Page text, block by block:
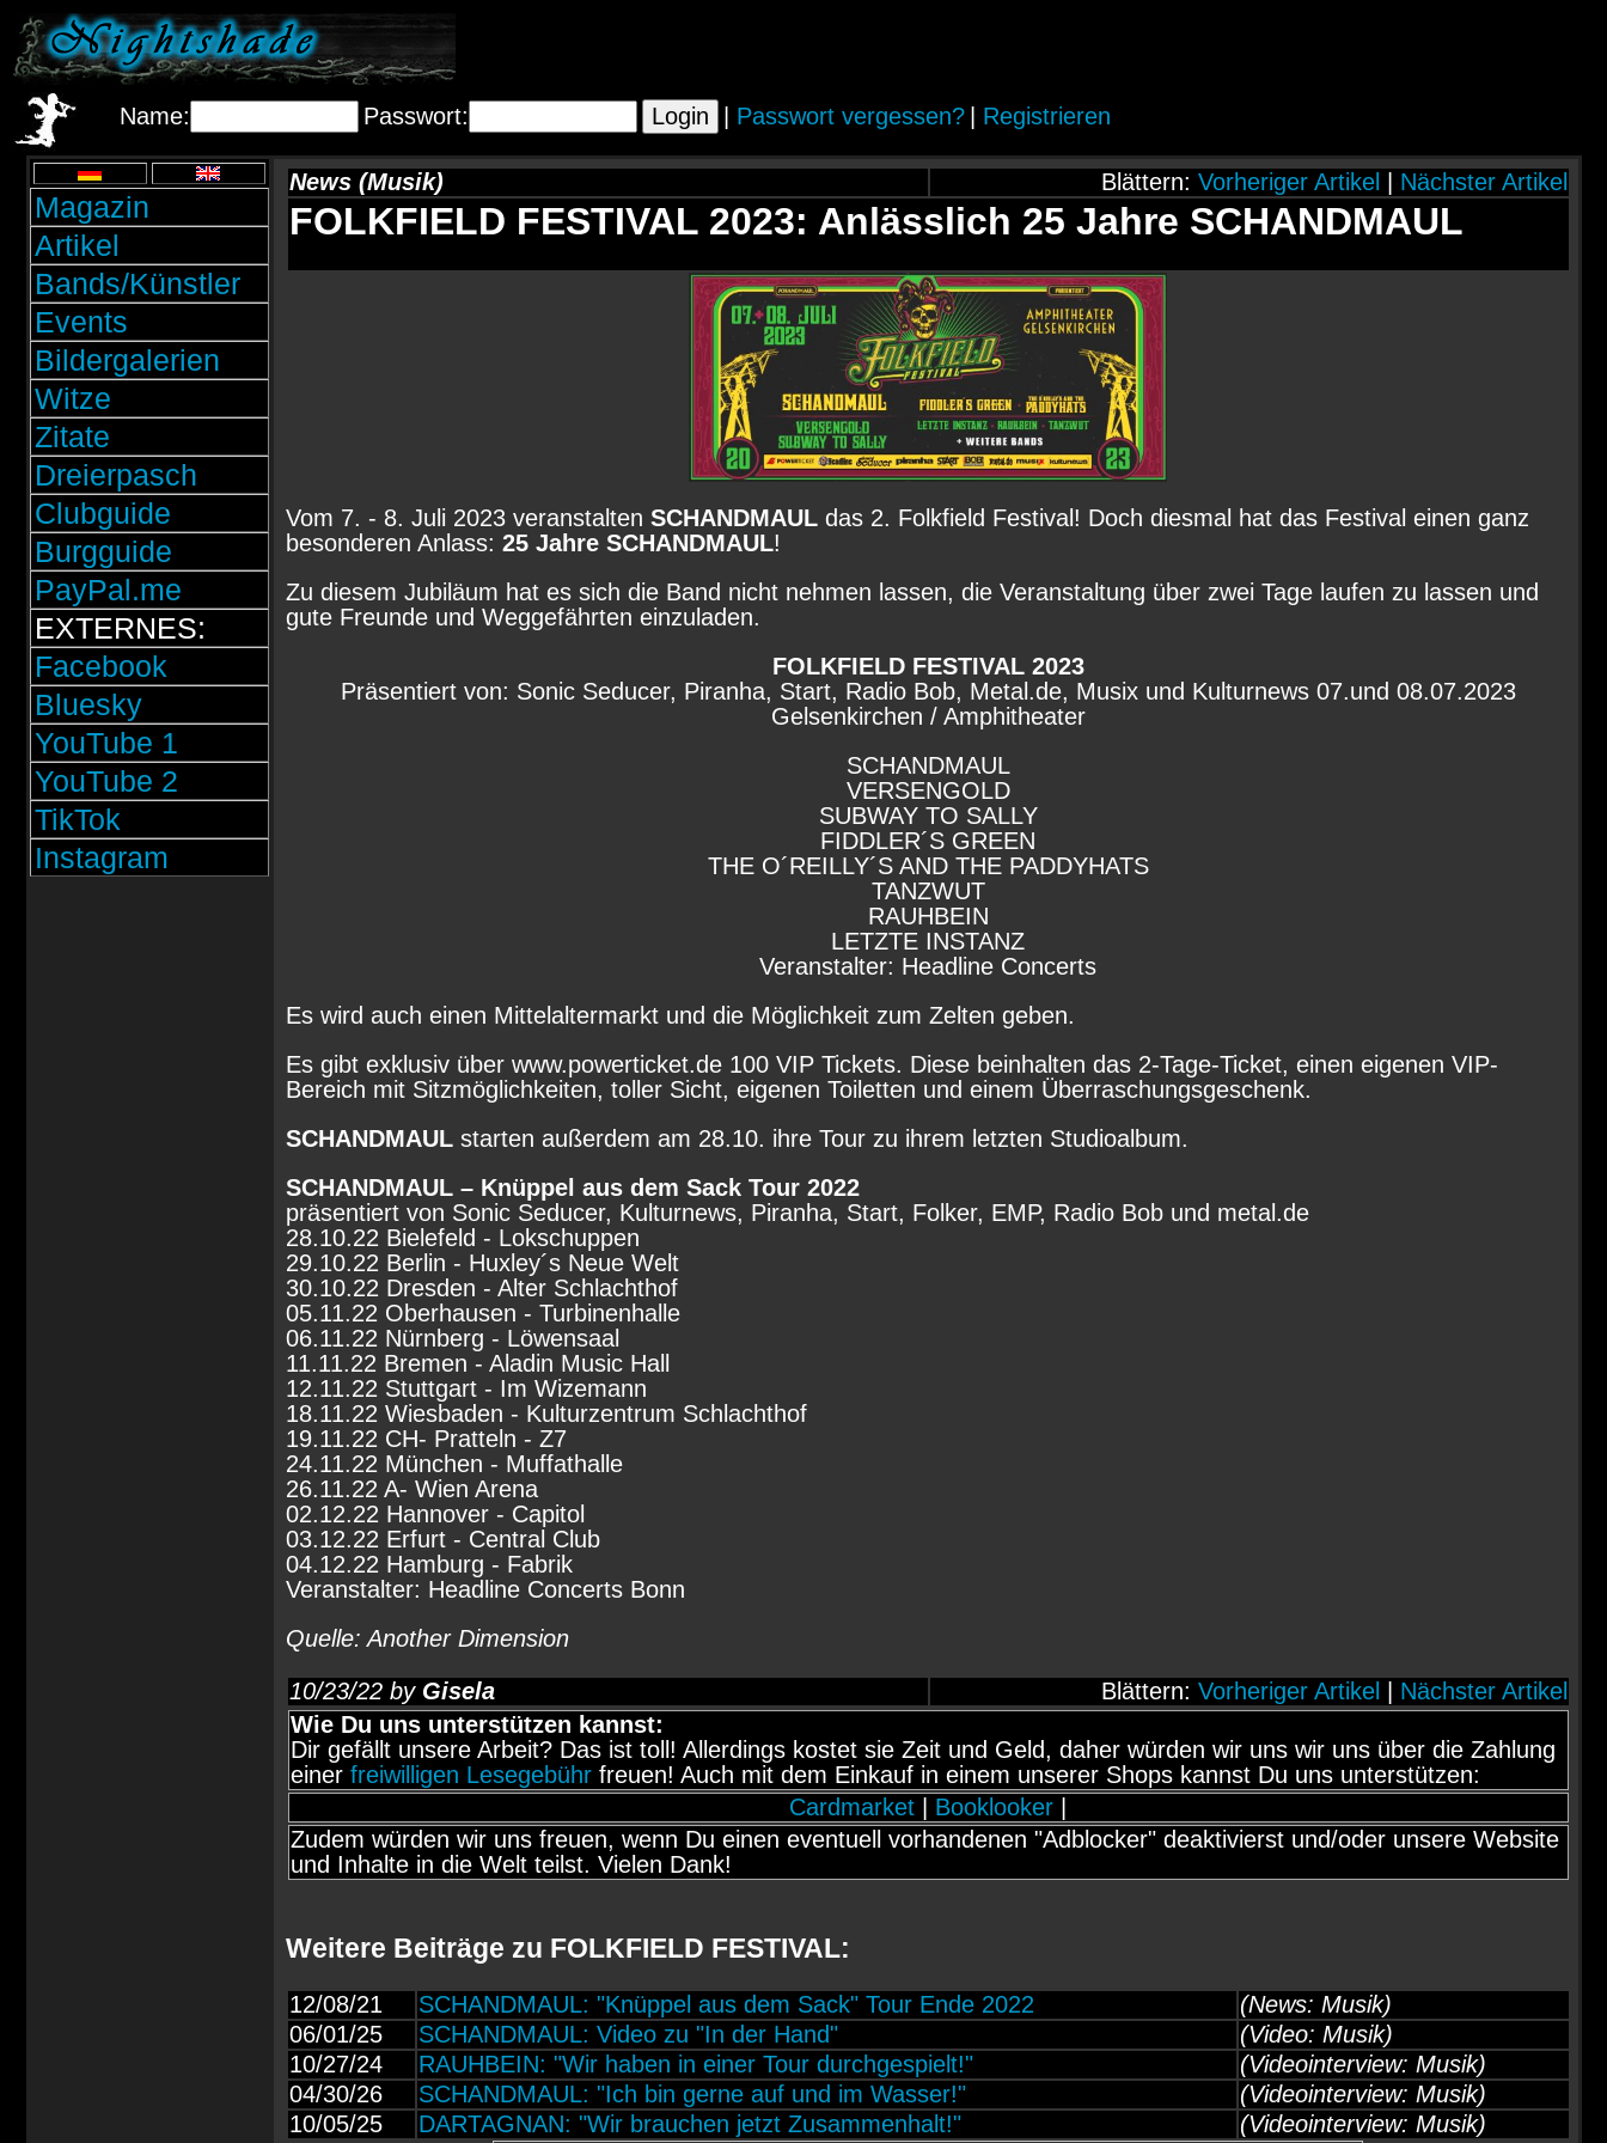
Name: Passwort: Passwort vergessen? Registrieren
Magazin
Artikel
Bands/Künstler
Events
Bildergalerien
Witze
Zitate
Dreierpasch
Clubguide
Burgguide
PayPal.me
EXTERNES:
Facebook
Bluesky
YouTube 1
YouTube 2
TikTok
Instagram
News (Musik) Blättern: Vorheriger Artikel Nächster Artikel
FOLKFIELD FESTIVAL 2023: Anlässlich 25 Jahre SCHANDMAUL
Vom 7. - 8. Juli 2023 veranstalten SCHANDMAULdas 2. Folkfield Festival! Doch diesmal hat das Festival einen ganz
besonderen Anlass: 25 Jahre SCHANDMAUL!
Zu diesem Jubiläum hat es sich die Band nicht nehmen lassen, die Veranstaltung über zwei Tage laufen zu lassen und
gute Freunde und Weggefährten einzuladen.
FOLKFIELD FESTIVAL 2023
Präsentiert von: Sonic Seducer, Piranha, Start, Radio Bob, Metal.de, Musix und Kulturnews 07.und 08.07.2023
Gelsenkirchen / Amphitheater
SCHANDMAUL
VERSENGOLD
SUBWAY TO SALLY
FIDDLER´S GREEN
THE O´REILLY´S AND THE PADDYHATS
TANZWUT
RAUHBEIN
LETZTE INSTANZ
Veranstalter: Headline Concerts
Es wird auch einen Mittelaltermarkt und die Möglichkeit zum Zelten geben.
Es gibt exklusiv über www.powerticket.de 100 VIP Tickets. Diese beinhalten das 2-Tage-Ticket, einen eigenen VIP-
Bereich mit Sitzmöglichkeiten, toller Sicht, eigenen Toiletten und einem Überraschungsgeschenk.
SCHANDMAULstarten außerdem am 28.10. ihre Tour zu ihrem letzten Studioalbum.
SCHANDMAUL – Knüppel aus dem Sack Tour 2022
präsentiert von Sonic Seducer, Kulturnews, Piranha, Start, Folker, EMP, Radio Bob und metal.de
28.10.22 Bielefeld - Lokschuppen
29.10.22 Berlin - Huxley´s Neue Welt
30.10.22 Dresden - Alter Schlachthof
05.11.22 Oberhausen - Turbinenhalle
06.11.22 Nürnberg - Löwensaal
11.11.22 Bremen - Aladin Music Hall
12.11.22 Stuttgart - Im Wizemann
18.11.22 Wiesbaden - Kulturzentrum Schlachthof
19.11.22 CH- Pratteln - Z7
24.11.22 München - Muffathalle
26.11.22 A- Wien Arena
02.12.22 Hannover - Capitol
03.12.22 Erfurt - Central Club
04.12.22 Hamburg - Fabrik
Veranstalter: Headline Concerts Bonn
Quelle: Another Dimension
10/23/22 by Gisela Blättern: Vorheriger Artikel
Nächster Artikel
Wie Du uns unterstützen kannst:
Dir gefällt unsere Arbeit? Das ist toll! Allerdings kostet sie Zeit und Geld, daher würden wir uns wir uns über die Zahlung
einer freiwilligen Lesegebührfreuen! Auch mit dem Einkauf in einem unserer Shops kannst Du uns unterstützen:
Cardmarket
Booklooker
Zudem würden wir uns freuen, wenn Du einen eventuell vorhandenen "Adblocker" deaktivierst und/oder unsere Website
und Inhalte in die Welt teilst. Vielen Dank!
Weitere Beiträge zu FOLKFIELD FESTIVAL:
12/08/21 SCHANDMAUL: "Knüppel aus dem Sack" Tour Ende 2022
(News: Musik)
06/01/25
SCHANDMAUL: Video zu "In der Hand"
(Video: Musik)
10/27/24
RAUHBEIN: "Wir haben in einer Tour durchgespielt!"
(Videointerview: Musik)
04/30/26
SCHANDMAUL: "Ich bin gerne auf und im Wasser!"
(Videointerview: Musik)
10/05/25
DARTAGNAN: "Wir brauchen jetzt Zusammenhalt!" (Videointerview: Musik)